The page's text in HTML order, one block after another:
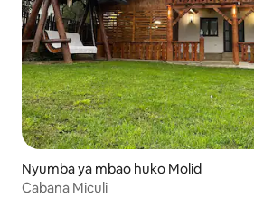
Nyumba ya mbao huko Molid
Cabana Miculi